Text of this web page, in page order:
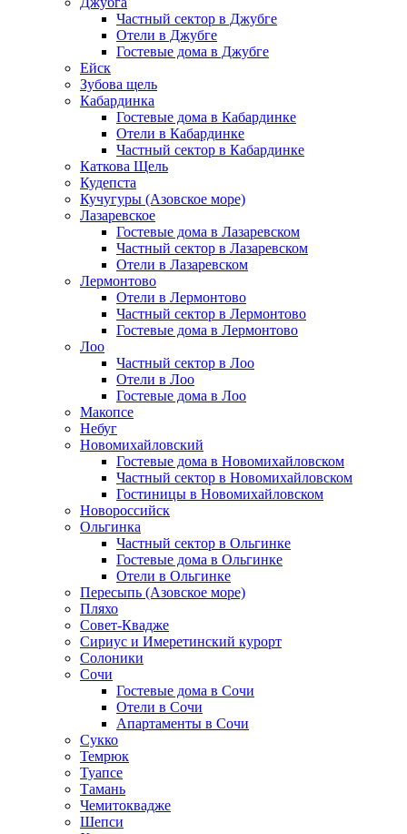
Частный сектор в Джубге
Отели в Джубге
Гостевые дома в Джубге
Ейск
Зубова щель
Кабардинка
Гостевые дома в Кабардинке
Отели в Кабардинке
Частный сектор в Кабардинке
Каткова Щель
Кудепста
Кучугуры (Азовское море)
Лазаревское
Гостевые дома в Лазаревском
Частный сектор в Лазаревском
Отели в Лазаревском
Лермонтово
Отели в Лермонтово
Частный сектор в Лермонтово
Гостевые дома в Лермонтово
Лоо
Частный сектор в Лоо
Отели в Лоо
Гостевые дома в Лоо
Макопсе
Небуг
Новомихайловский
Гостевые дома в Новомихайловском
Частный сектор в Новомихайловском
Гостиницы в Новомихайловском
Новороссийск
Ольгинка
Частный сектор в Ольгинке
Гостевые дома в Ольгинке
Отели в Ольгинке
Пересыпь (Азовское море)
Пляхо
Совет-Квадже
Сириус и Имеретинский курорт
Солоники
Сочи
Гостевые дома в Сочи
Отели в Сочи
Апартаменты в Сочи
Сукко
Темрюк
Туапсе
Тамань
Чемитоквадже
Шепси